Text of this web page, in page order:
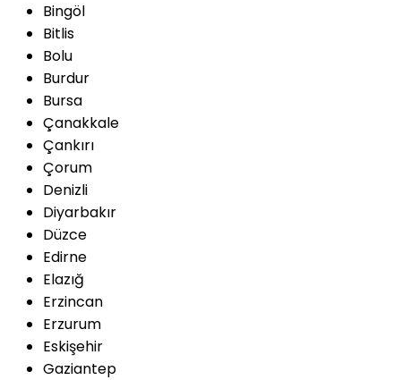
Bingöl
Bitlis
Bolu
Burdur
Bursa
Çanakkale
Çankırı
Çorum
Denizli
Diyarbakır
Düzce
Edirne
Elazığ
Erzincan
Erzurum
Eskişehir
Gaziantep